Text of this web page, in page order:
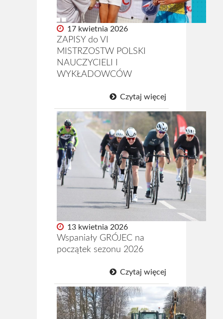
17 kwietnia 2026
ZAPISY do VI
MISTRZOSTW POLSKI
NAUCZYCIELI I
WYKŁADOWCÓW
Czytaj więcej
13 kwietnia 2026
Wspaniały GRÓJEC na
początek sezonu 2026
Czytaj więcej